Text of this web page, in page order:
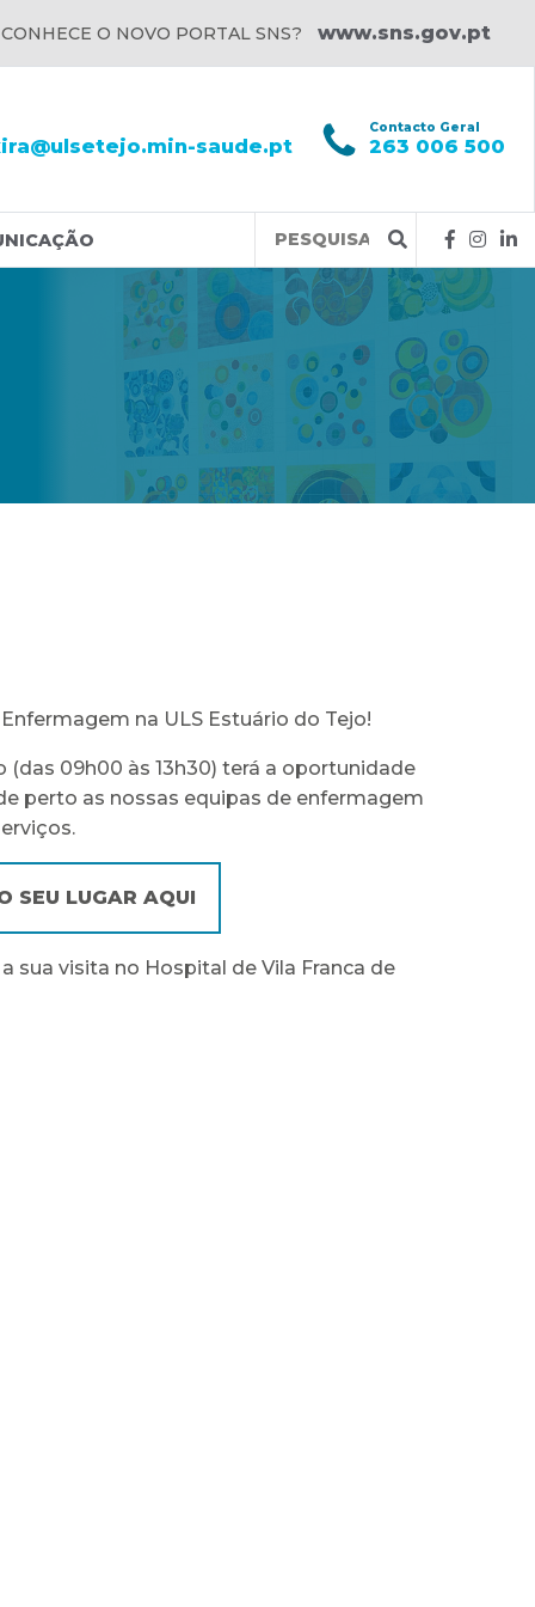
O NOVO PORTAL SNS? www.sns.gov.pt
saude.pt
Contacto Geral
263 006 500
Query
na ULS Estuário do Tejo!
(das 09h00 às 13h30) terá a oportunidade
perto as nossas equipas de enfermagem
SEU LUGAR AQUI
sua visita no Hospital de Vila Franca de